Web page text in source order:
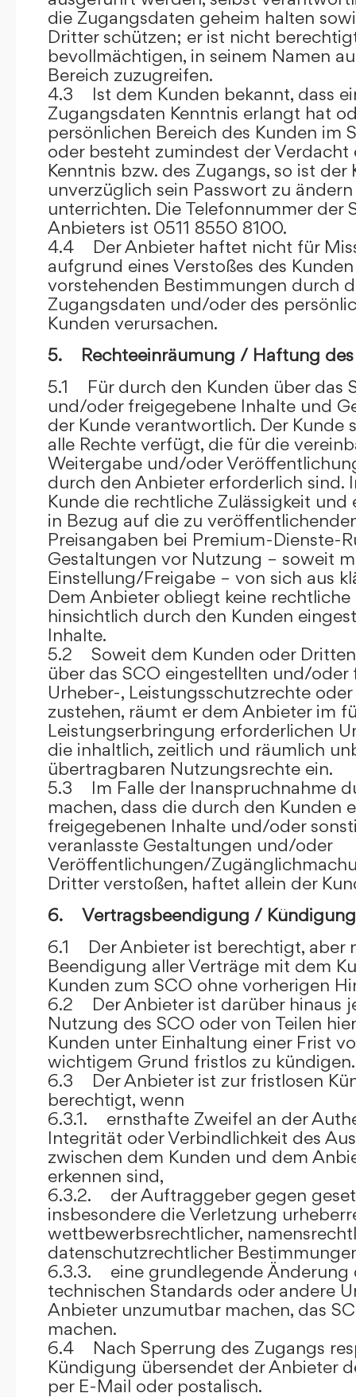
die Zugangsdaten geheim halten
Dritter schützen; er ist nicht
bevollmächtigen, in seinem Namen
Bereich zuzugreifen.
4.3 Ist dem Kunden bekannt, dass
Zugangsdaten Kenntnis erlangt hat
persönlichen Bereich des Kunden im
oder besteht zumindest der Verdacht
Kenntnis bzw. des Zugangs, so ist
unverzüglich sein Passwort zu
unterrichten. Die Telefonnummer der
Anbieters ist 0511 8550 8100.
4.4 Der Anbieter haftet nicht für
aufgrund eines Verstoßes des
vorstehenden Bestimmungen durch
Zugangsdaten und/oder des
Kunden verursachen.
5. Rechteeinräumung / Haftung des
5.1 Für durch den Kunden über das
und/oder freigegebene Inhalte und
der Kunde verantwortlich. Der Kunde
alle Rechte verfügt, die für die
Weitergabe und/oder
durch den Anbieter erforderlich sind.
Kunde die rechtliche Zulässigkeit
in Bezug auf die zu
Preisangaben bei Premium-Dienste-
Gestaltungen vor Nutzung – soweit
Einstellung/Freigabe – von sich aus
Dem Anbieter obliegt keine
hinsichtlich durch den Kunden
Inhalte.
5.2 Soweit dem Kunden oder
über das SCO eingestellten und/
Urheber-, Leistungsschutzrechte
zustehen, räumt er dem Anbieter im
Leistungserbringung erforderlichen
die inhaltlich, zeitlich und räumlich
übertragbaren Nutzungsrechte ein.
5.3 Im Falle der Inanspruchnahme
machen, dass die durch den Kunden
freigegebenen Inhalte und/oder
veranlasste Gestaltungen und/oder
Veröffentlichungen/
Dritter verstoßen, haftet allein der
6. Vertragsbeendigung / Kündigung
6.1 Der Anbieter ist berechtigt, aber
Beendigung aller Verträge mit dem
Kunden zum SCO ohne vorherigen
6.2 Der Anbieter ist darüber hinaus
Nutzung des SCO oder von Teilen
Kunden unter Einhaltung einer Frist
wichtigem Grund fristlos zu kündigen.
6.3 Der Anbieter ist zur fristlosen
berechtigt, wenn
6.3.1. ernsthafte Zweifel an der
Integrität oder Verbindlichkeit des
zwischen dem Kunden und dem
erkennen sind,
6.3.2. der Auftraggeber gegen
insbesondere die Verletzung
wettbewerbsrechtlicher,
datenschutzrechtlicher
6.3.3. eine grundlegende Änderung
technischen Standards oder andere
Anbieter unzumutbar machen, das
machen.
6.4 Nach Sperrung des Zugangs
Kündigung übersendet der Anbieter
per E-Mail oder postalisch.